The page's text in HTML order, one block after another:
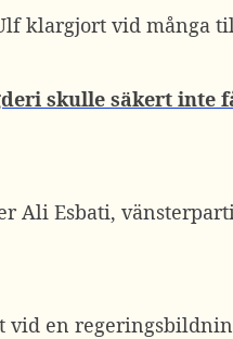
klargjort vid många
skulle säkert inte
Ali Esbati,
en